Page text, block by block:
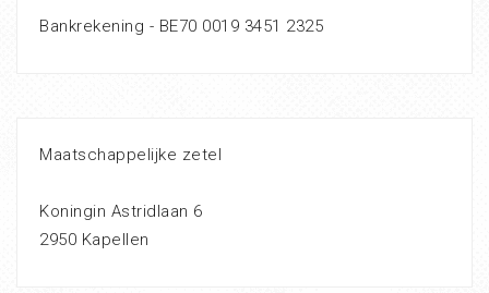
Bankrekening - BE70 0019 3451 2325
Maatschappelijke zetel
Koningin Astridlaan 6
2950 Kapellen